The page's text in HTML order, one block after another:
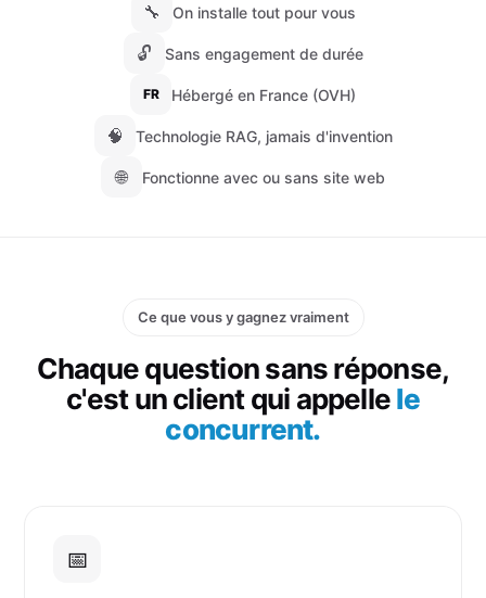
🔧 On installe tout pour vous
🔓 Sans engagement de durée
FR Hébergé en France (OVH)
🧠 Technologie RAG, jamais d'invention
🌐 Fonctionne avec ou sans site web
Ce que vous y gagnez vraiment
Chaque question sans réponse,
c'est un client qui appellele
concurrent.
📅